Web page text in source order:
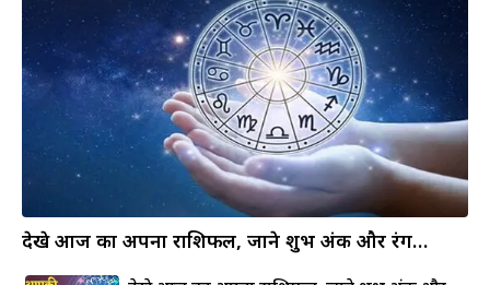
देखे आज का अपना राशिफल, जाने शुभ अंक और रंग…